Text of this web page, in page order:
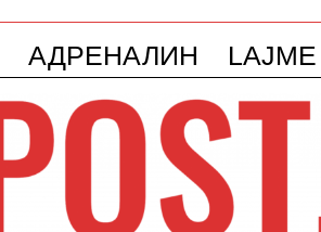
АДРЕНАЛИН LAJME